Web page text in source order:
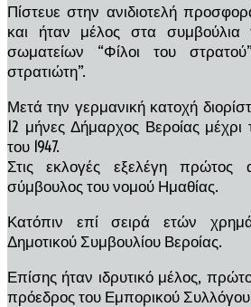
Πίστευε στην ανιδιοτελή
και ήταν μέλος στα συμβούλια
σωματείων “Φίλοι του
στρατιώτη”.
Μετά την γερμανική κατοχή
12 μήνες Δήμαρχος Βεροίας μέχρι
του 1947.
Στις εκλογές εξελέγη πρώτος
σύμβουλος του νομού Ημαθίας.
Κατόπιν επί σειρά ετών
Δημοτικού Συμβουλίου Βεροίας.
Επίσης ήταν ιδρυτικό μέλος,
πρόεδρος του Εμπορικού Συλλόγου